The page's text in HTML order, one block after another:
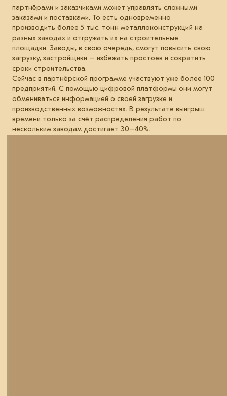
партнёрами и заказчиками может управлять сложными
заказами и поставками. То есть одновременно
производить более 5 тыс. тонн металлоконструкций на
разных заводах и отгружать их на строительные
площадки. Заводы, в свою очередь, смогут повысить свою
загрузку, застройщики – избежать простоев и сократить
сроки строительства.
Сейчас в партнёрской программе участвуют уже более 100
предприятий. С помощью цифровой платформы они могут
обмениваться информацией о своей загрузке и
производственных возможностях. В результате выигрыш
времени только за счёт распределения работ по
нескольким заводам достигает 30–40%.